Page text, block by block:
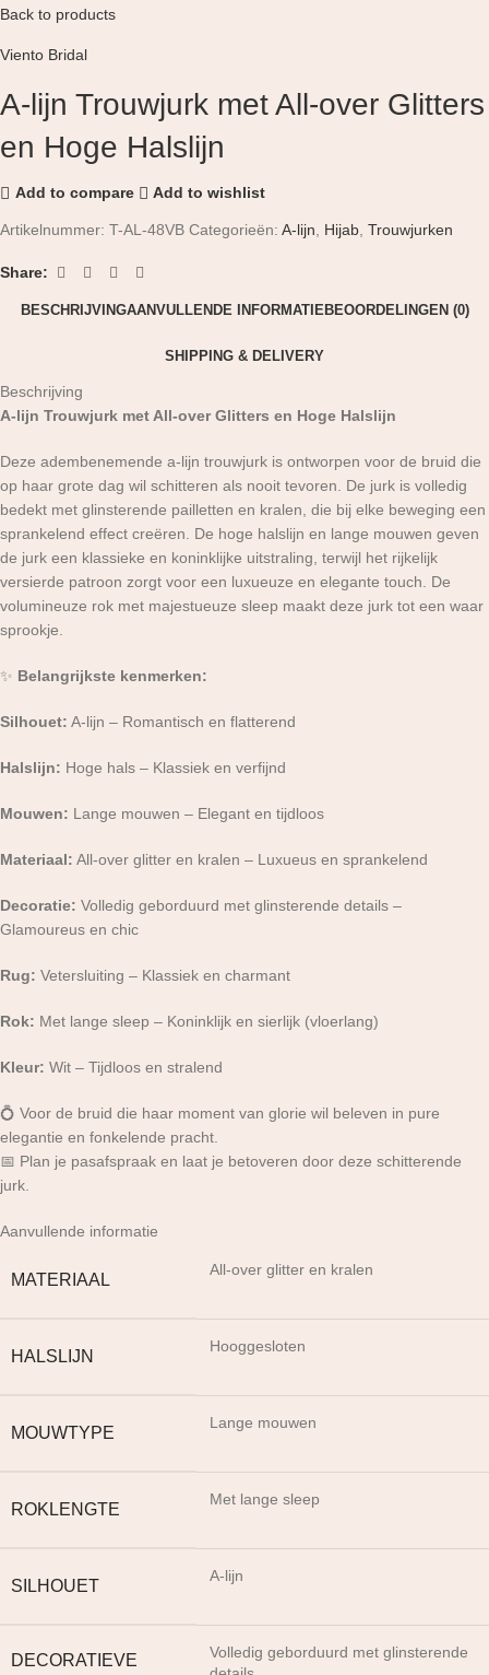
Back to products
Viento Bridal
A-lijn Trouwjurk met All-over Glitters
en Hoge Halslijn
Add to compare Add to wishlist
Artikelnummer: T-AL-48VB Categorieën: A-lijn Hijab Trouwjurken
Share:
BESCHRIJVINGAANVULLENDE INFORMATIEBEOORDELINGEN (0)
SHIPPING & DELIVERY
Beschrijving
A-lijn Trouwjurk met All-over Glitters en Hoge Halslijn
Deze adembenemende a-lijn trouwjurk is ontworpen voor de bruid die
op haar grote dag wil schitteren als nooit tevoren. De jurk is volledig
bedekt met glinsterende pailletten en kralen, die bij elke beweging een
sprankelend effect creëren. De hoge halslijn en lange mouwen geven
de jurk een klassieke en koninklijke uitstraling, terwijl het rijkelijk
versierde patroon zorgt voor een luxueuze en elegante touch. De
volumineuze rok met majestueuze sleep maakt deze jurk tot een waar
sprookje.
✨ Belangrijkste kenmerken:
Silhouet: A-lijn – Romantisch en flatterend
Halslijn: Hoge hals – Klassiek en verfijnd
Mouwen: Lange mouwen – Elegant en tijdloos
Materiaal: All-over glitter en kralen – Luxueus en sprankelend
Decoratie: Volledig geborduurd met glinsterende details –
Glamoureus en chic
Rug: Vetersluiting – Klassiek en charmant
Rok: Met lange sleep – Koninklijk en sierlijk (vloerlang)
Kleur: Wit – Tijdloos en stralend
💍 Voor de bruid die haar moment van glorie wil beleven in pure
elegantie en fonkelende pracht.
📅 Plan je pasafspraak en laat je betoveren door deze schitterende
jurk.
Aanvullende informatie
MATERIAAL
All-over glitter en kralen
HALSLIJN
Hooggesloten
MOUWTYPE
Lange mouwen
ROKLENGTE
Met lange sleep
SILHOUET
A-lijn
DECORATIEVE
Volledig geborduurd met glinsterende